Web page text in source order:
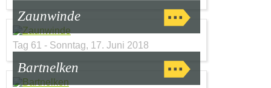
Zaunwinde
Tag 61 - Sonntag, 17. Juni 2018
Bartnelken